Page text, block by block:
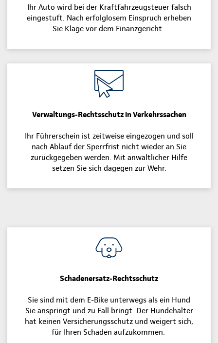
Ihr Auto wird bei der Kraftfahrzeugsteuer falsch
eingestuft. Nach erfolglosem Einspruch erheben
Sie Klage vor dem Finanzgericht.
Verwaltungs-Rechtsschutz in Verkehrssachen
Ihr Führerschein ist zeitweise eingezogen und soll
nach Ablauf der Sperrfrist nicht wieder an Sie
zurückgegeben werden. Mit anwaltlicher Hilfe
setzen Sie sich dagegen zur Wehr.
Schadenersatz-Rechtsschutz
Sie sind mit dem E-Bike unterwegs als ein Hund
Sie anspringt und zu Fall bringt. Der Hundehalter
hat keinen Versicherungsschutz und weigert sich,
für Ihren Schaden aufzukommen.